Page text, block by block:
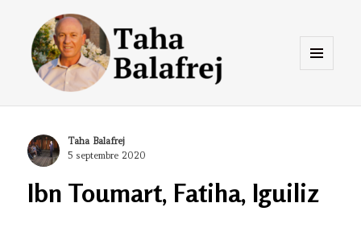
Taha Balafrej Blog
Author
Taha Balafrej
Posted
5 septembre 2020
Ibn Toumart, Fatiha, Iguiliz